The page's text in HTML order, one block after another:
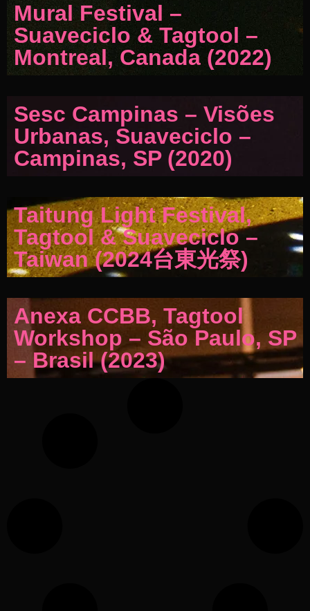
Mural Festival –
Suaveciclo & Tagtool –
Montreal, Canada (2022)
Sesc Campinas – Visões
Urbanas, Suaveciclo –
Campinas, SP (2020)
Taitung Light Festival,
Tagtool & Suaveciclo –
Taiwan (2024台東光祭)
Anexa CCBB, Tagtool
Workshop – São Paulo, SP
– Brasil (2023)